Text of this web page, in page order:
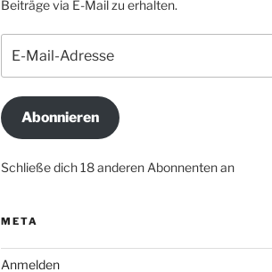
Beiträge via E-Mail zu erhalten.
Mail-
Adresse
Abonnieren
Schließe dich 18 anderen Abonnenten an
META
Anmelden